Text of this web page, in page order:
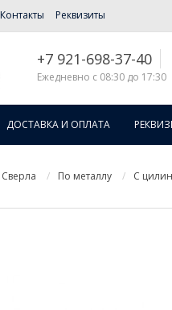
Контакты Реквизиты
+7 921-698-37-40
Ежедневно с 08:30 до 17:30
ДОСТАВКА И ОПЛАТА
Сверла По металлу С